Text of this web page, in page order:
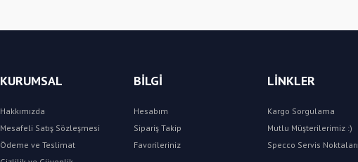
KURUMSAL
Hakkımızda
Mesafeli Satış Sözleşmesi
Ödeme ve Teslimat
BİLGİ
Hesabım
Sipariş Takip
Favorileriniz
LİNKLER
Kargo Sorgulama
Mutlu Müşterilerimiz :)
Specco Servis Noktaları